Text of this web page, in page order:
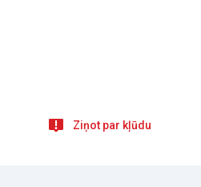
Ziņot par kļūdu